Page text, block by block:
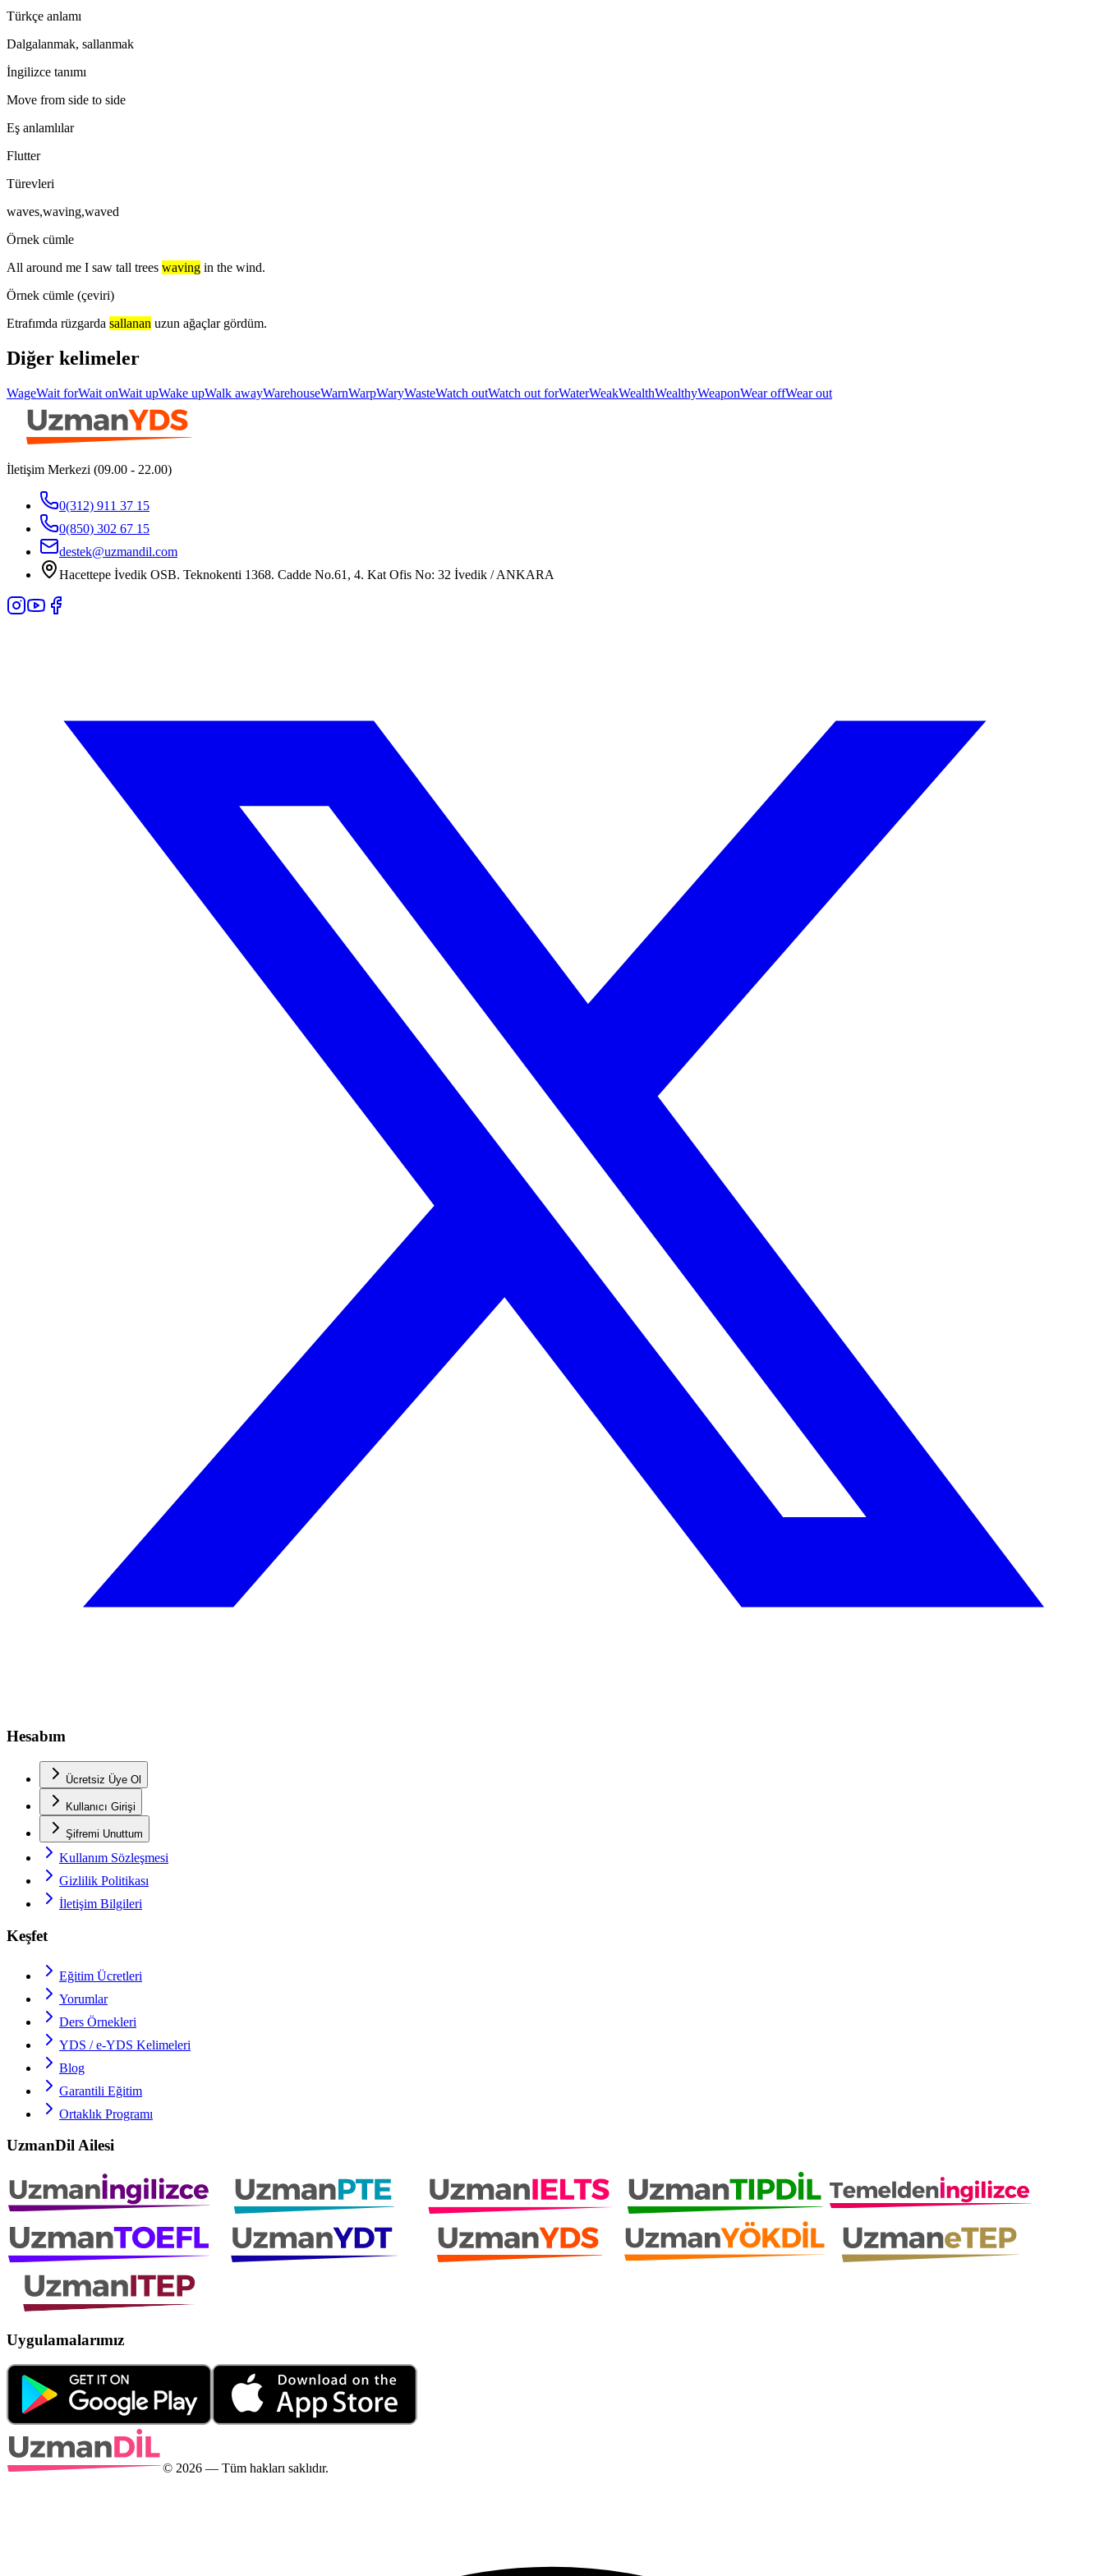
Türkçe anlamı
Dalgalanmak, sallanmak
İngilizce tanımı
Move from side to side
Eş anlamlılar
Flutter
Türevleri
waves,waving,waved
Örnek cümle
All around me I saw tall trees waving in the wind.
Örnek cümle (çeviri)
Etrafımda rüzgarda sallanan uzun ağaçlar gördüm.
Diğer kelimeler
WageWait forWait onWait upWake upWalk awayWarehouseWarnWarpWaryWasteWatch outWatch out forWaterWeakWealthWealthyWeaponWear offWear out
İletişim Merkezi (09.00 - 22.00)
0(312) 911 37 15
0(850) 302 67 15
destek@uzmandil.com
Hacettepe İvedik OSB. Teknokenti 1368. Cadde No.61, 4. Kat Ofis No: 32 İvedik / ANKARA
Hesabım
Ücretsiz Üye Ol
Kullanıcı Girişi
Şifremi Unuttum
Kullanım Sözleşmesi
Gizlilik Politikası
İletişim Bilgileri
Keşfet
Eğitim Ücretleri
Yorumlar
Ders Örnekleri
YDS / e-YDS Kelimeleri
Blog
Garantili Eğitim
Ortaklık Programı
UzmanDil Ailesi
Uygulamalarımız
© 2026 — Tüm hakları saklıdır.